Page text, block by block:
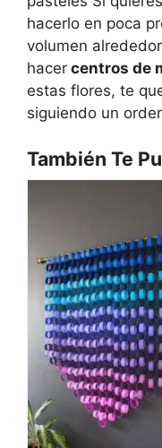
hacerlo en poca
volumen
hacer centros de
estas flores, te
siguiendo un
También Te